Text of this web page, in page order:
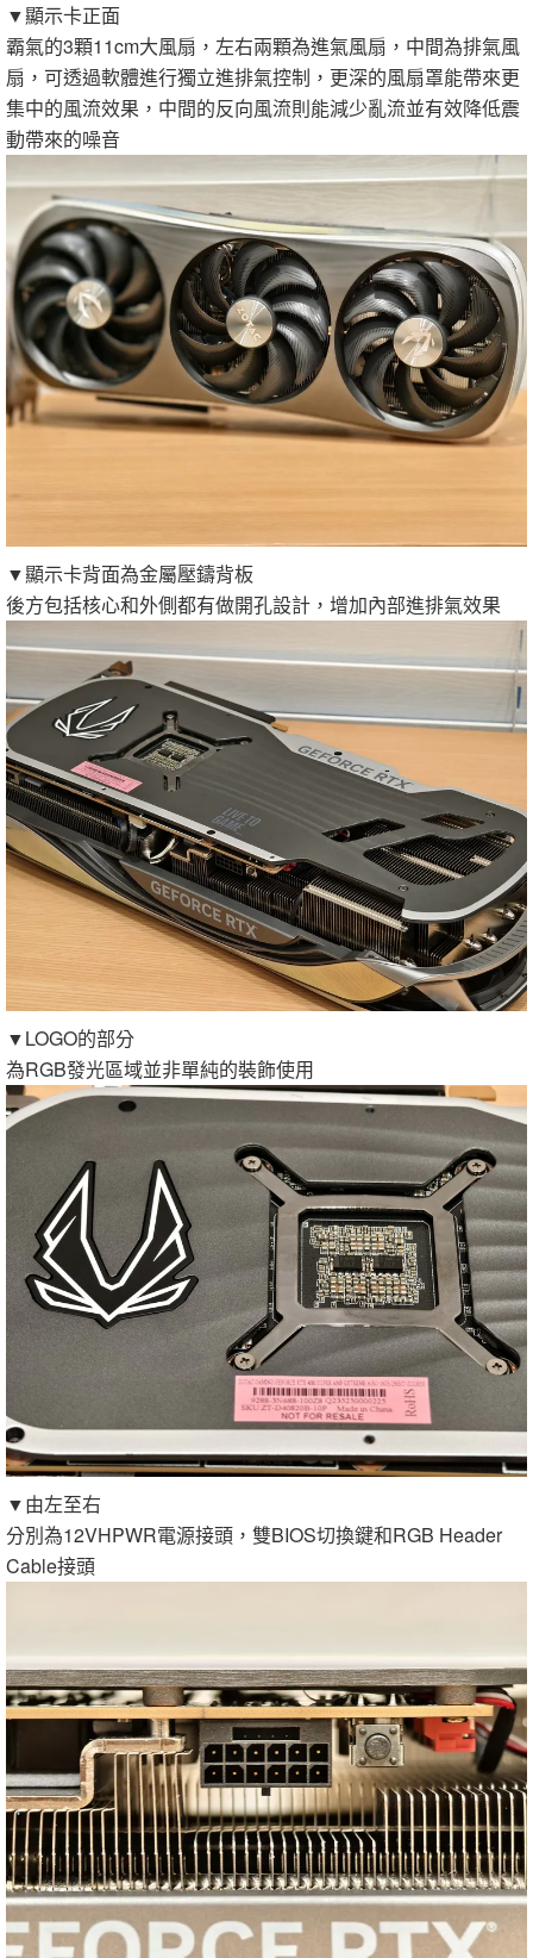
▼顯示卡正面
霸氣的3顆11cm大風扇，左右兩顆為進氣風扇，中間為排氣風
扇，可透過軟體進行獨立進排氣控制，更深的風扇罩能帶來更
集中的風流效果，中間的反向風流則能減少亂流並有效降低震
動帶來的噪音
▼顯示卡背面為金屬壓鑄背板
後方包括核心和外側都有做開孔設計，增加內部進排氣效果
▼LOGO的部分
為RGB發光區域並非單純的裝飾使用
▼由左至右
分別為12VHPWR電源接頭，雙BIOS切換鍵和RGB Header
Cable接頭